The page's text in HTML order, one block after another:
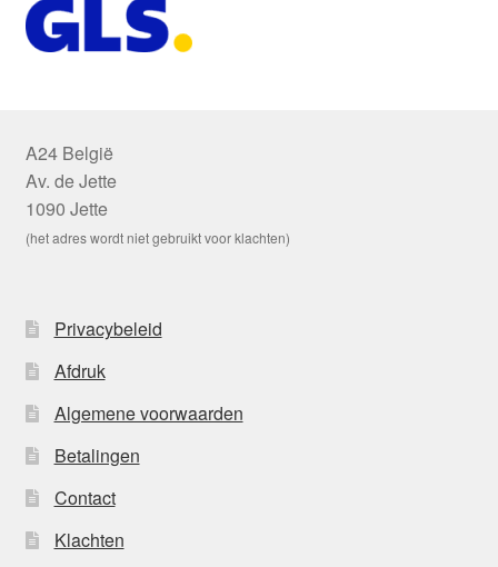
A24 België
Av. de Jette
1090 Jette
(het adres wordt niet gebruikt voor klachten)
Privacybeleid
Afdruk
Algemene voorwaarden
Betalingen
Contact
Klachten